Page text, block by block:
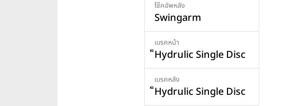
โช๊คอัพหลัง
Swingarm
เบรคหน้า
็Hydrulic Single Disc
เบรคหลัง
็Hydrulic Single Disc